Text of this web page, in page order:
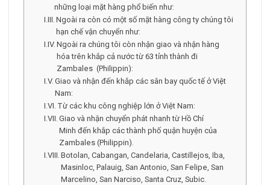
những loại mặt hàng phổ biến như:
Ngoài ra còn có một số mặt hàng công ty chúng tôi
hạn chế vận chuyển như:
Ngoài ra chúng tôi còn nhận giao và nhận hàng
hóa trên khắp cả nước từ 63 tỉnh thành đi
Zambales (Philippin):
Giao và nhận đến khắp các sân bay quốc tế ở Việt
Nam:
Từ các khu công nghiệp lớn ở Việt Nam:
Giao và nhận chuyển phát nhanh từ Hồ Chí
Minh đến khắp các thành phố quận huyện của
Zambales (Philippin).
Botolan, Cabangan, Candelaria, Castillejos, Iba,
Masinloc, Palauig, San Antonio, San Felipe, San
Marcelino, San Narciso, Santa Cruz, Subic.